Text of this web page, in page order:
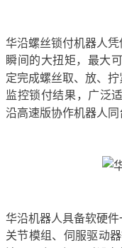
华沿螺丝锁付机器人
瞬间的大扭矩，最大
定完成螺丝取、放、
监控锁付结果，广泛
沿高速版协作机器人同
华沿机器人具备软硬件
关节模组、伺服驱动